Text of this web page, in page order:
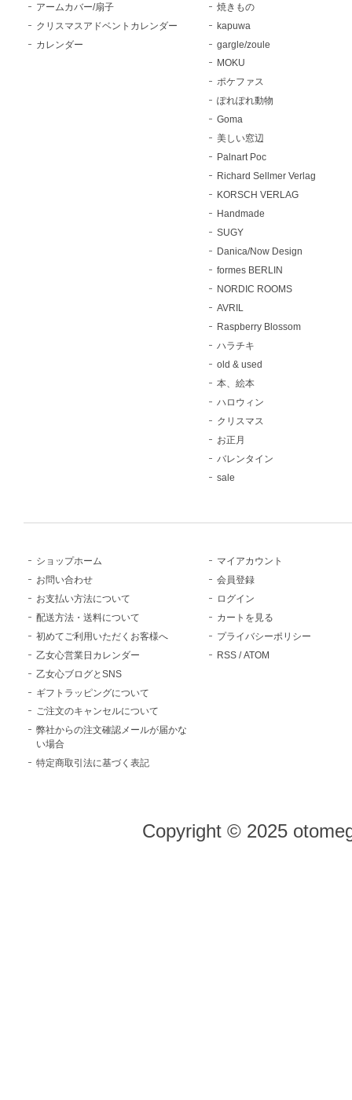
アームカバー/扇子
クリスマスアドベントカレンダー
カレンダー
焼きもの
kapuwa
gargle/zoule
MOKU
ポケファス
ぽれぽれ動物
Goma
美しい窓辺
Palnart Poc
Richard Sellmer Verlag
KORSCH VERLAG
Handmade
SUGY
Danica/Now Design
formes BERLIN
NORDIC ROOMS
AVRIL
Raspberry Blossom
ハラチキ
old & used
本、絵本
ハロウィン
クリスマス
お正月
バレンタイン
sale
ショップホーム
お問い合わせ
お支払い方法について
配送方法・送料について
初めてご利用いただくお客様へ
乙女心営業日カレンダー
乙女心ブログとSNS
ギフトラッピングについて
ご注文のキャンセルについて
弊社からの注文確認メールが届かな
い場合
特定商取引法に基づく表記
マイアカウント
会員登録
ログイン
カートを見る
プライバシーポリシー
RSS /ATOM
Copyright © 2025